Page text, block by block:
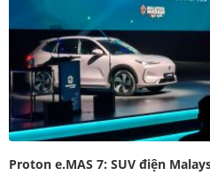
Proton e.MAS 7: SUV điện